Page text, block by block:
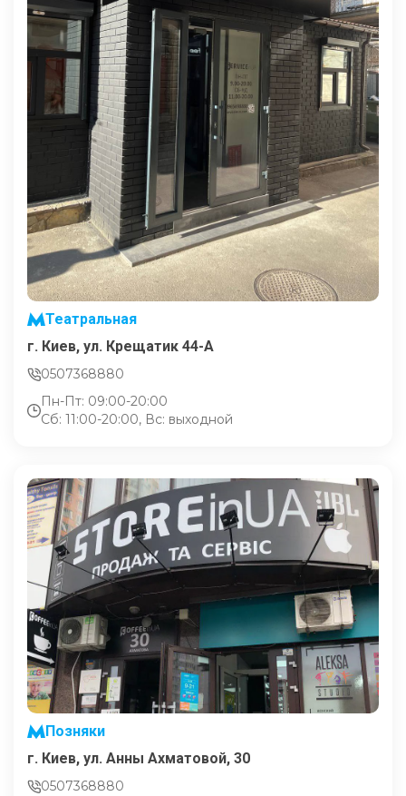
Театральная
г. Киев, ул. Крещатик 44-А
0507368880
Пн-Пт: 09:00-20:00
Сб: 11:00-20:00, Вс: выходной
Позняки
г. Киев, ул. Анны Ахматовой, 30
0507368880